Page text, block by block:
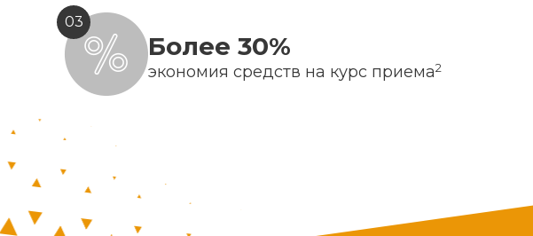
03
Более 30%
экономия средств на курс приема2